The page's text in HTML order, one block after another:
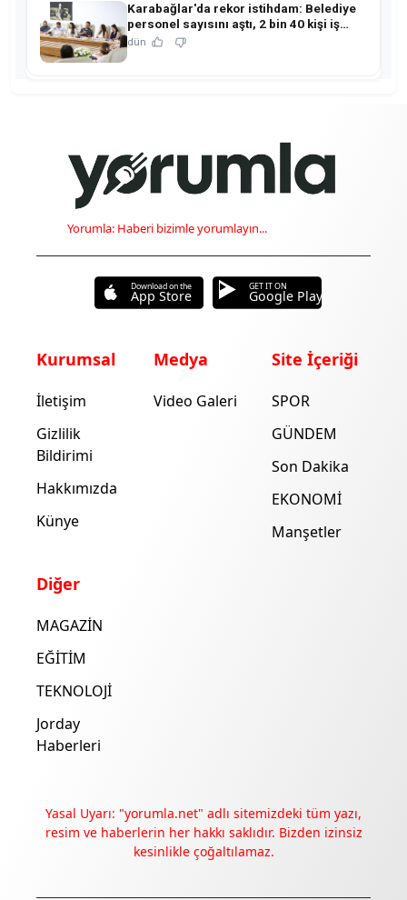
Karabağlar'da rekor istihdam: Belediye
personel sayısını aştı, 2 bin 40 kişi iş
sahibi oldu!
dün
Yorumla: Haberi bizimle yorumlayın...
Download on the
App Store
GET IT ON
Google Play
Kurumsal
İletişim
Gizlilik
Bildirimi
Hakkımızda
Künye
Medya
Video Galeri
Site İçeriği
SPOR
GÜNDEM
Son Dakika
EKONOMİ
Manşetler
Diğer
MAGAZİN
EĞİTİM
TEKNOLOJİ
Jorday
Haberleri
Yasal Uyarı: "yorumla.net" adlı sitemizdeki tüm yazı,
resim ve haberlerin her hakkı saklıdır. Bizden izinsiz
kesinlikle çoğaltılamaz.